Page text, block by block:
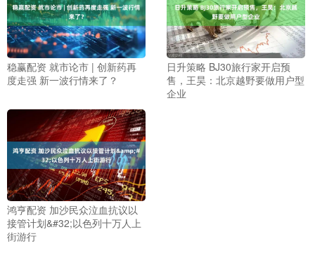
稳赢配资 就市论市 | 创新药再
度走强 新一波行情来了？
日升策略 BJ30旅行家开启预
售，王昊：北京越野要做用户型
企业
鸿亨配资 加沙民众泣血抗议以
接管计划&#32;以色列十万人上
街游行